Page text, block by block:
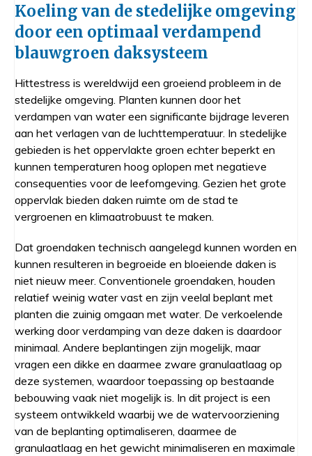
Koeling van de stedelijke omgeving
door een optimaal verdampend
blauwgroen daksysteem
Hittestress is wereldwijd een groeiend probleem in de
stedelijke omgeving. Planten kunnen door het
verdampen van water een significante bijdrage leveren
aan het verlagen van de luchttemperatuur. In stedelijke
gebieden is het oppervlakte groen echter beperkt en
kunnen temperaturen hoog oplopen met negatieve
consequenties voor de leefomgeving. Gezien het grote
oppervlak bieden daken ruimte om de stad te
vergroenen en klimaatrobuust te maken.
Dat groendaken technisch aangelegd kunnen worden en
kunnen resulteren in begroeide en bloeiende daken is
niet nieuw meer. Conventionele groendaken, houden
relatief weinig water vast en zijn veelal beplant met
planten die zuinig omgaan met water. De verkoelende
werking door verdamping van deze daken is daardoor
minimaal. Andere beplantingen zijn mogelijk, maar
vragen een dikke en daarmee zware granulaatlaag op
deze systemen, waardoor toepassing op bestaande
bebouwing vaak niet mogelijk is. In dit project is een
systeem ontwikkeld waarbij we de watervoorziening
van de beplanting optimaliseren, daarmee de
granulaatlaag en het gewicht minimaliseren en maximale